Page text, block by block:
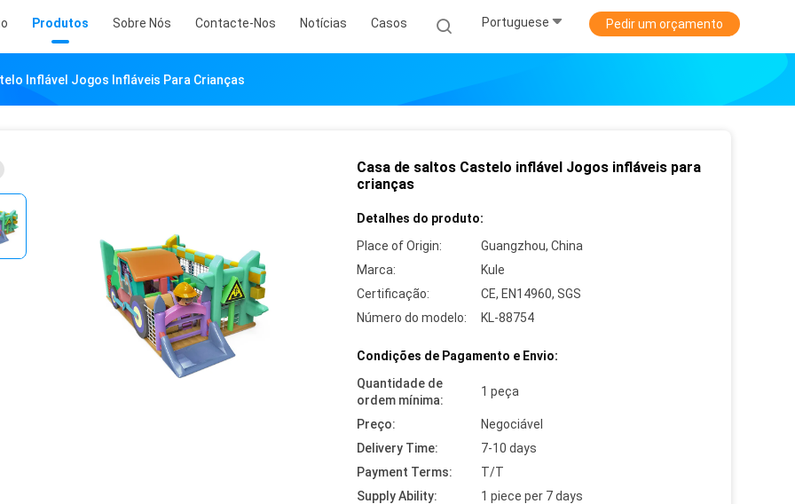
Produtos Sobre Nós Contacte-Nos Notícias Casos Portuguese Pedir um orçamento
Inflável Jogos Infláveis Para Crianças
Casa de saltos Castelo inflável Jogos infláveis para
crianças
Detalhes do produto:
Place of Origin:
Guangzhou, China
Marca:
Kule
Certificação:
CE, EN14960, SGS
Número do modelo:
KL-88754
Condições de Pagamento e Envio:
Quantidade de
ordem mínima:
1 peça
Preço:
Negociável
Delivery Time:
7-10 days
Payment Terms:
T/T
Supply Ability:
1 piece per 7 days